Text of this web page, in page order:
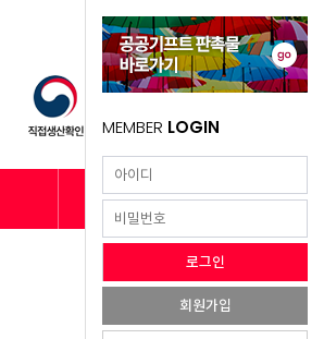
납품사례
MEMBER LOGIN
회원가입